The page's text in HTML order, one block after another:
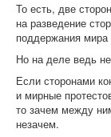
То есть, две
на разведение
поддержания
Но на деле ведь
Если сторонами
и мирные
то зачем между
незачем.